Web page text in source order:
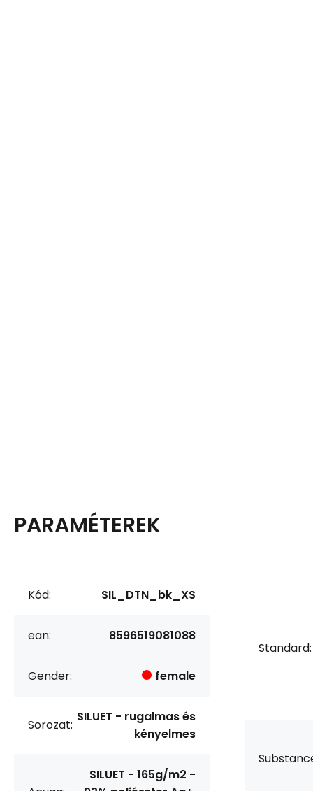
PARAMÉTEREK
Kód: SIL_DTN_bk_XS
ean: 8596519081088
Gender: female
Sorozat:
SILUET - rugalmas és
kényelmes
SILUET - 165g/m2 -
Standard: